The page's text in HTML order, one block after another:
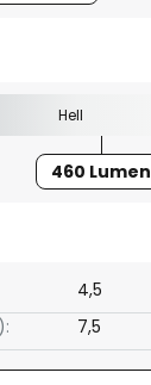
Hell
460 Lumen
4,5
7,5